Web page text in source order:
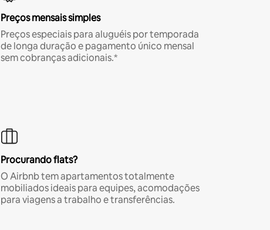
Preços mensais simples
Preços especiais para aluguéis por temporada
de longa duração e pagamento único mensal
sem cobranças adicionais.*
Procurando flats?
O Airbnb tem apartamentos totalmente
mobiliados ideais para equipes, acomodações
para viagens a trabalho e transferências.